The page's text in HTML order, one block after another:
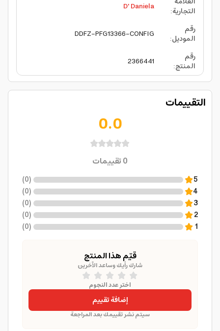
التجارية:
D' Daniela
رقم
الموديل:
DDFZ-PFG13366-CONFIG
رقم
المنتج:
2366441
التقييمات
0.0
0تقييمات
5
(
0
)
4
(
0
)
3
(
0
)
2
(
0
)
1
(
0
)
قيّم هذا المنتج
شارك رأيك وساعد الآخرين
اختر عدد النجوم
إضافة تقييم
سيتم نشر تقييمك بعد المراجعة